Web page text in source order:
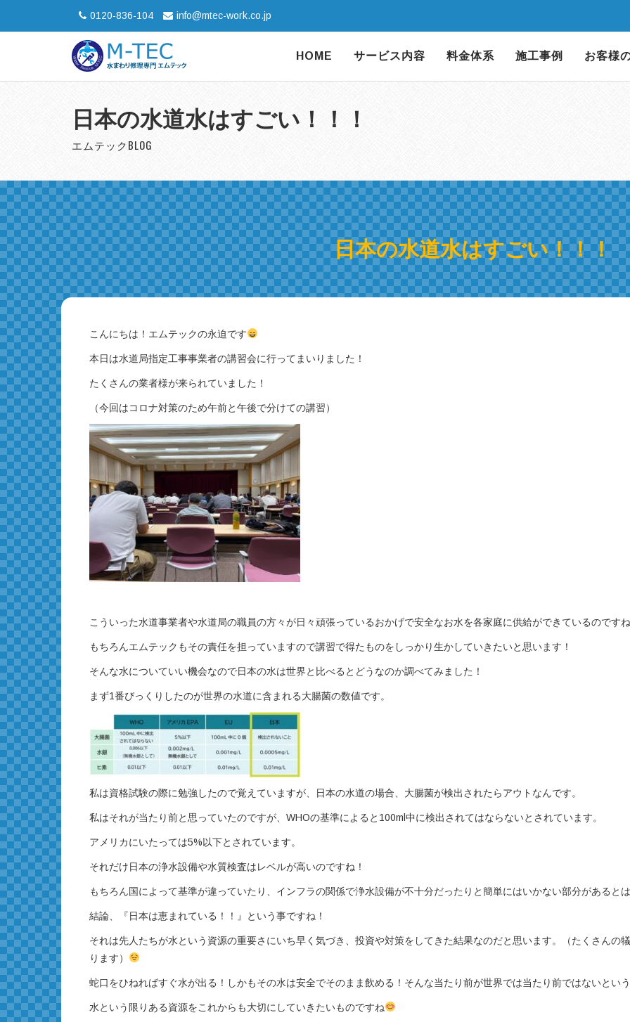
0120-836-104 info@mtec-work.co.jp
HOME サービス内容 料金体系 施工事例 お客様
日本の水道水はすごい！！！
エムテックBLOG
日本の水道水はすごい！！！
こんにちは！エムテックの永迫です
本日は水道局指定工事事業者の講習会に行ってまいりました！
たくさんの業者様が来られていました！
（今回はコロナ対策のため午前と午後で分けての講習）
こういった水道事業者や水道局の職員の方々が日々頑張っているおかげで安全なお水を各家庭に供給ができているのです
もちろんエムテックもその責任を担っていますので講習で得たものをしっかり生かしていきたいと思います！
そんな水についていい機会なので日本の水は世界と比べるとどうなのか調べてみました！
まず1番びっくりしたのが世界の水道に含まれる大腸菌の数値です。
私は資格試験の際に勉強したので覚えていますが、日本の水道の場合、大腸菌が検出されたらアウトなんです。
私はそれが当たり前と思っていたのですが、WHOの基準によると100ml中に検出されてはならないとされています。
アメリカにいたっては5%以下とされています。
それだけ日本の浄水設備や水質検査はレベルが高いのですね！
もちろん国によって基準が違っていたり、インフラの関係で浄水設備が不十分だったりと簡単にはいかない部分があると
結論、『日本は恵まれている！！』という事ですね！
それは先人たちが水という資源の重要さにいち早く気づき、投資や対策をしてきた結果なのだと思います。（たくさんの
ります）
蛇口をひねればすぐ水が出る！しかもその水は安全でそのまま飲める！そんな当たり前が世界では当たり前ではないとい
水という限りある資源をこれからも大切にしていきたいものですね